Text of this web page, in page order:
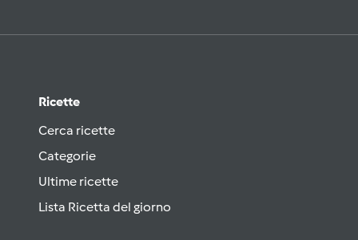
Ricette
Cerca ricette
Categorie
Ultime ricette
Lista Ricetta del giorno